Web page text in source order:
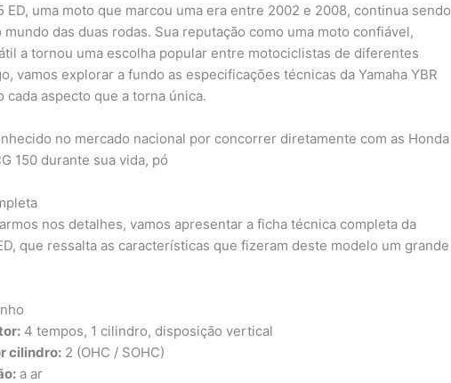
ED, uma moto que marcou uma era entre 2002 e 2008, continua sendo
das duas rodas. Sua reputação como uma moto confiável,
a tornou uma escolha popular entre motociclistas de diferentes
vamos explorar a fundo as especificações técnicas da Yamaha YBR
cada aspecto que a torna única.
no mercado nacional por concorrer diretamente com as Honda
150 durante sua vida, pó
nos detalhes, vamos apresentar a ficha técnica completa da
que ressalta as características que fizeram deste modelo um grande
4 tempos, 1 cilindro, disposição vertical
cilindro: 2 (OHC / SOHC)
a ar